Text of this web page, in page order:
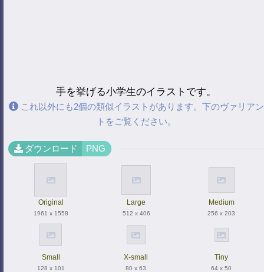
手を挙げる小学生のイラストです。
これ以外にも2個の類似イラストがあります。下のヴァリアン
トをご覧ください。
ダウンロード PNG
Original
1961 x 1558
Large
512 x 406
Medium
256 x 203
Small
128 x 101
X-small
80 x 63
Tiny
64 x 50